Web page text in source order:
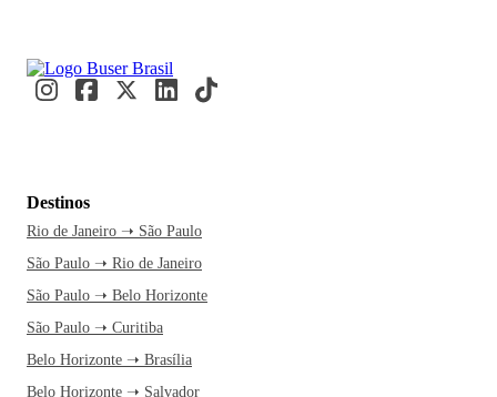
gastronômico, com mais de 2 milhões de habitantes e uma
rica história culinária. Nos botecos e restaurantes, moradores
Arquitetônico da Lagoa da Pampulha. É o momento perfeito
para fazer essa viagem e se perder nas belezas culturais e
naturais da cidade. Com a Buser, a passagem de ônibus te
garante conforto e aquele tempo livre para relaxar sem
preocupações. E se precisar de algo, o atendimento está
Quando o ônibus chega na rodoviária, a exploração da
Destinos
Rio de Janeiro ➝ São Paulo
São Paulo ➝ Rio de Janeiro
São Paulo ➝ Belo Horizonte
São Paulo ➝ Curitiba
Belo Horizonte ➝ Brasília
Belo Horizonte ➝ Salvador